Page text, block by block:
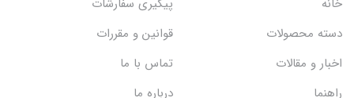
خانه
پیگیری سفارشات
دسته محصولات
قوانین و مقررات
اخبار و مقالات
تماس با ما
راهنما
درباره ما